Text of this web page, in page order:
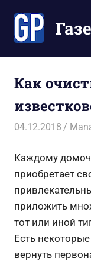
содержимому
экономят
Ваше
время
Как
04.12.2018
Каждому
приобретает
приложить
тот или иной
Есть
вернуть